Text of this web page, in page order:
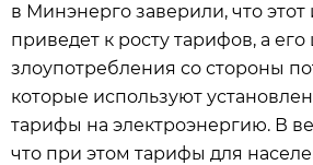
в Минэнерго заверили, что
приведет к росту тарифов, а
злоупотребления со стороны
которые используют
тарифы на электроэнергию. В
что при этом тарифы для